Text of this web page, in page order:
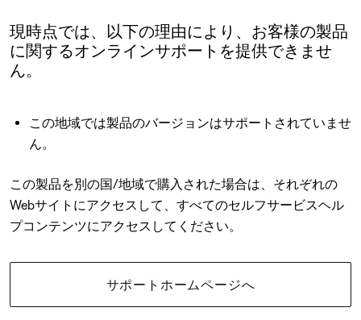
現時点では、以下の理由により、お客様の製品
に関するオンラインサポートを提供できませ
ん。
この地域では製品のバージョンはサポートされていませ
ん。
この製品を別の国/地域で購入された場合は、それぞれの
Webサイトにアクセスして、すべてのセルフサービスヘル
プコンテンツにアクセスしてください。
サポートホームページへ